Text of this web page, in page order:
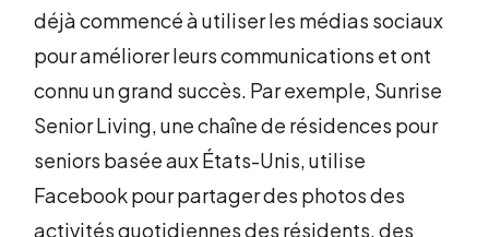
déjà commencé à utiliser les médias sociaux
pour améliorer leurs communications et ont
connu un grand succès. Par exemple, Sunrise
Senior Living, une chaîne de résidences pour
seniors basée aux États-Unis, utilise
Facebook pour partager des photos des
activités quotidiennes des résidents, des